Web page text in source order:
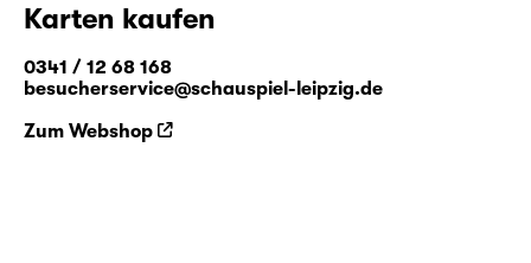
Karten kaufen
0341 / 12 68 168
besucherservice@schauspiel-leipzig.de
Zum Webshop